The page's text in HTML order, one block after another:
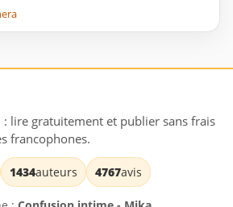
lire gratuitement et publier sans frais
francophones.
1434auteurs 4767avis